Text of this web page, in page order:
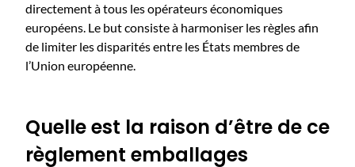
directement à tous les opérateurs économiques
européens. Le but consiste à harmoniser les règles afin
de limiter les disparités entre les États membres de
l’Union européenne.
Quelle est la raison d’être de ce
règlement emballages